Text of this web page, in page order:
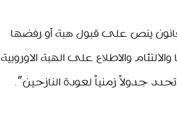
قانون ينص على قبول هبة أو رفضها
والاطلاع على الهبة الاوروبية
جدولاً زمنياً لعودة النازحين”.